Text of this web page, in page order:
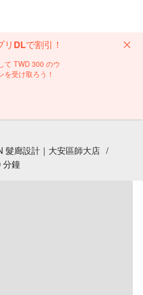
DLで割引！
て TWD 300 のウ
を受け取ろう！
髮廊設計｜大安區師大店 /
分鐘